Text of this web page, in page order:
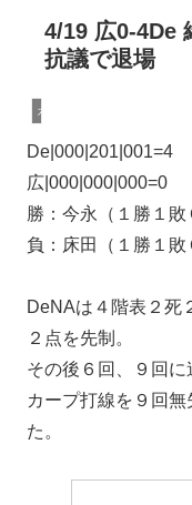
4/19 広0-4De
抗議で退場
カープ関連
De|000|201|001=4
広|000|000|000=0
勝：今永（１勝１敗
負：床田（１勝１敗
DeNAは４階表２死
２点を先制。
その後６回、９回
カープ打線を９回
た。